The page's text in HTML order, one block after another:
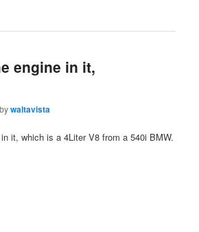
engine in it,
bywaltavista
it, which is a 4Liter V8 from a 540i BMW.